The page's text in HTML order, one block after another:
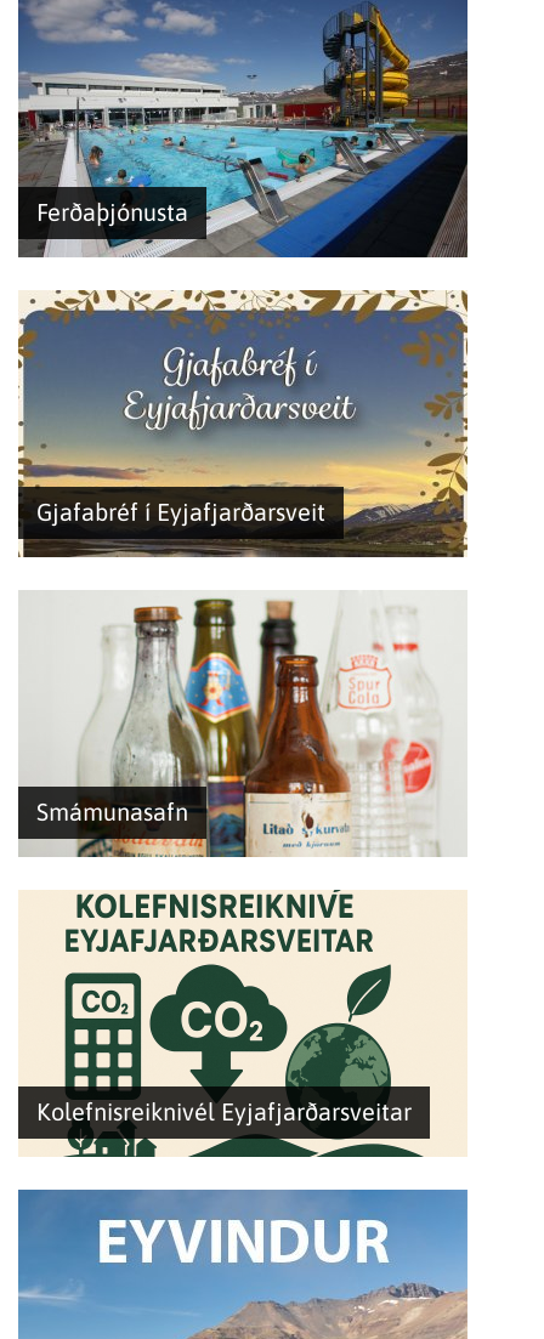
Ferðaþjónusta
Gjafabréf í Eyjafjarðarsveit
Smámunasafn
Kolefnisreiknivél Eyjafjarðarsveitar